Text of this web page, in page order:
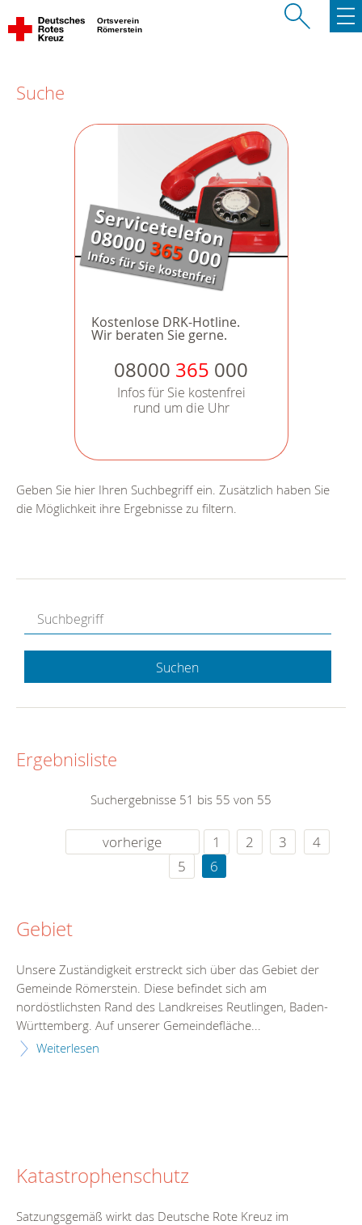
Ortsverein
Römerstein
Suche
Kostenlose DRK-Hotline.
Wir beraten Sie gerne.
08000 365 000
Infos für Sie kostenfrei
rund um die Uhr
Geben Sie hier Ihren Suchbegriff ein. Zusätzlich haben Sie
die Möglichkeit ihre Ergebnisse zu filtern.
Suchen
Ergebnisliste
Suchergebnisse 51 bis 55 von 55
vorherige 1 2 3
4
5
6
Gebiet
Unsere Zuständigkeit erstreckt sich über das Gebiet der
Gemeinde Römerstein. Diese befindet sich am
nordöstlichsten Rand des Landkreises Reutlingen, Baden-
Württemberg. Auf unserer Gemeindefläche...
Weiterlesen
Katastrophenschutz
Satzungsgemäß wirkt das Deutsche Rote Kreuz im